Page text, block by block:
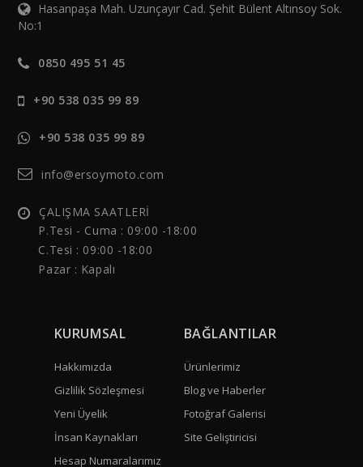
Hasanpaşa Mah. Uzunçayır Cad. Şehit Bülent Altınsoy Sok.
No:1
0850 495 51 45
+90 538 035 99 89
+90 538 035 99 89
info@ersoymoto.com
ÇALIŞMA SAATLERİ
P.Tesi - Cuma : 09:00 -18:00
C.Tesi : 09:00 -18:00
Pazar : Kapalı
KURUMSAL
Hakkımızda
Gizlilik Sözleşmesi
Yeni Üyelik
İnsan Kaynakları
Hesap Numaralarımız
BAĞLANTILAR
Ürünlerimiz
Blog ve Haberler
Fotoğraf Galerisi
Site Geliştiricisi